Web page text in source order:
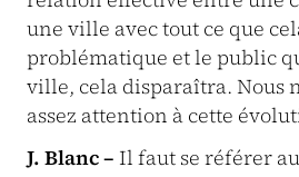
une ville avec tout ce que
problématique et le public
ville, cela disparaîtra. Nous
assez attention à cette
J. Blanc – Il faut se référer